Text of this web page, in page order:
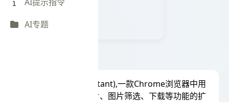
AI提示指令
AI专题
图片助手(ImageAssistant),一款Chrome浏览器中用
于嗅探、分析网页图片、图片筛选、下载等功能的扩